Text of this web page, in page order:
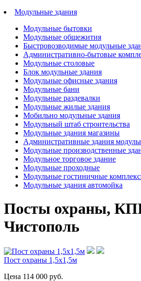
Модульные здания
Модульные бытовки
Модульные общежития
Быстровозводимые модульные
Административно-бытовые
Модульные столовые
Блок модульные здания
Модульные офисные здания
Модульные бани
Модульные раздевалки
Модульные жилые здания
Мобильно модульные здания
Модульный штаб строительства
Модульные здания магазины
Административные здания
Модульные производственные
Модульное торговое здание
Модульные проходные
Модульные гостиничные
Модульные здания автомойка
Посты охраны,
Чистополь
Пост охраны 1,5х1,5м
Цена 114 000 руб.